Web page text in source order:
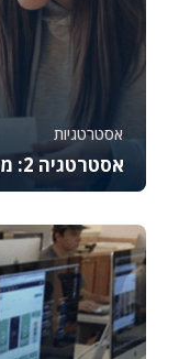
אסטרטגיות
אסטרטגיה 2: מסחר בשבירה
מסביר כיצד לתמחר
8
744